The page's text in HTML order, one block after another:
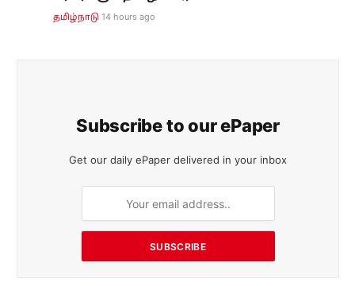
தமிழ்நாடு 14 hours ago
Subscribe to our ePaper
Get our daily ePaper delivered in your inbox
SUBSCRIBE